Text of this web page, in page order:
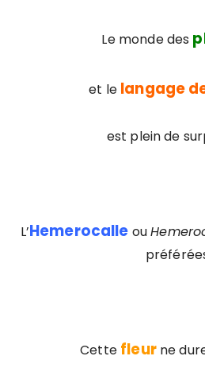
Le monde des
et le langage
est plein de
L’Hemerocalle ou
Cette fleurne